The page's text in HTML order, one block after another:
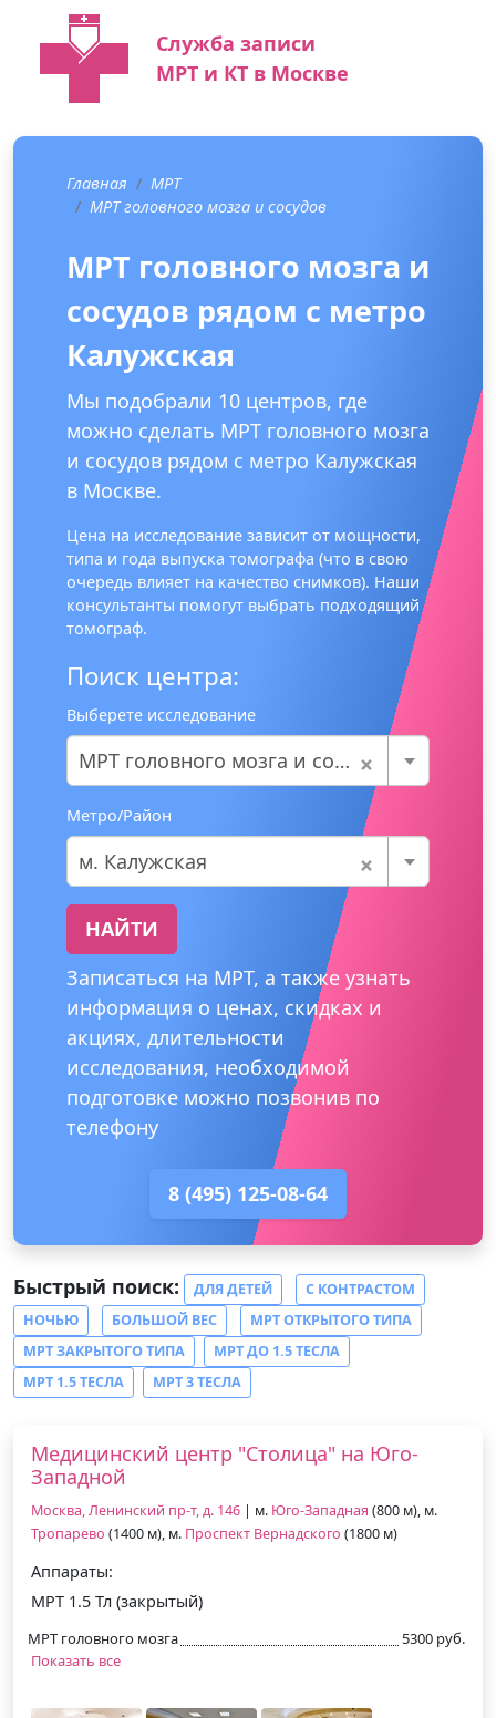
Служба записи
МРТ и КТ в Москве
Главная
МРТ
МРТ головного мозга и сосудов
МРТ головного мозга и
сосудов рядом с метро
Калужская
Мы подобрали 10 центров, где
можно сделать МРТ головного мозга
и сосудов рядом с метро Калужская
в Москве.
Цена на исследование зависит от мощности,
типа и года выпуска томографа (что в свою
очередь влияет на качество снимков). Наши
консультанты помогут выбрать подходящий
томограф.
Поиск центра:
Выберете исследование
×
МРТ головного мозга и сосудов
Метро/Район
×
м. Калужская
НАЙТИ
Записаться на МРТ, а также узнать
информация о ценах, скидках и
акциях, длительности
исследования, необходимой
подготовке можно позвонив по
телефону
8 (495) 125-08-64
Быстрый поиск: ДЛЯ ДЕТЕЙ
С КОНТРАСТОМ
НОЧЬЮ
БОЛЬШОЙ ВЕС
МРТ ОТКРЫТОГО ТИПА
МРТ ЗАКРЫТОГО ТИПА
МРТ ДО 1.5 ТЕСЛА
МРТ 1.5 ТЕСЛА
МРТ 3 ТЕСЛА
Медицинский центр "Столица" на Юго-
Западной
Москва, Ленинский пр-т, д. 146 | м. Юго-Западная (800 м), м.
Тропарево (1400 м), м. Проспект Вернадского (1800 м)
Аппараты:
МРТ 1.5 Тл (закрытый)
МРТ головного мозга
5300 руб.
Показать все